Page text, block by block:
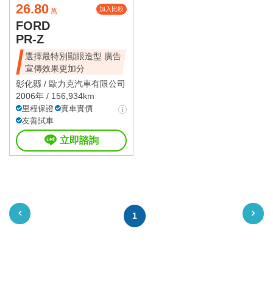
26.80 萬 加入比較
FORD
PR-Z
選擇最特別顯眼造型 廣告
宣傳效果更加分
彰化縣 / 歐力克汽車有限公司
2006年 / 156,934km
里程保證
實車實價
友善試車
立即諮詢
1